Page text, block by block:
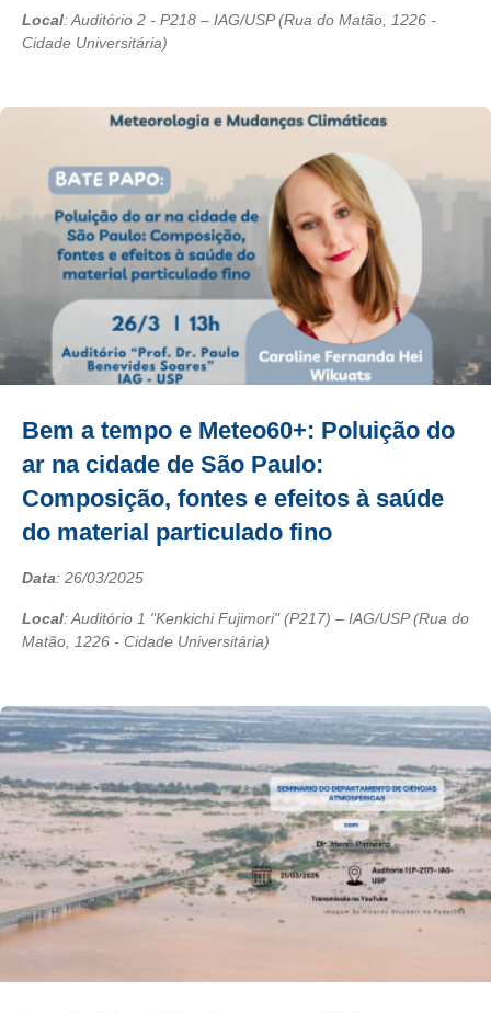
Local: Auditório 2 - P218 – IAG/USP (Rua do Matão, 1226 -
Cidade Universitária)
Bem a tempo e Meteo60+: Poluição do
ar na cidade de São Paulo:
Composição, fontes e efeitos à saúde
do material particulado fino
Data: 26/03/2025
Local: Auditório 1 "Kenkichi Fujimori" (P217) – IAG/USP (Rua do
Matão, 1226 - Cidade Universitária)